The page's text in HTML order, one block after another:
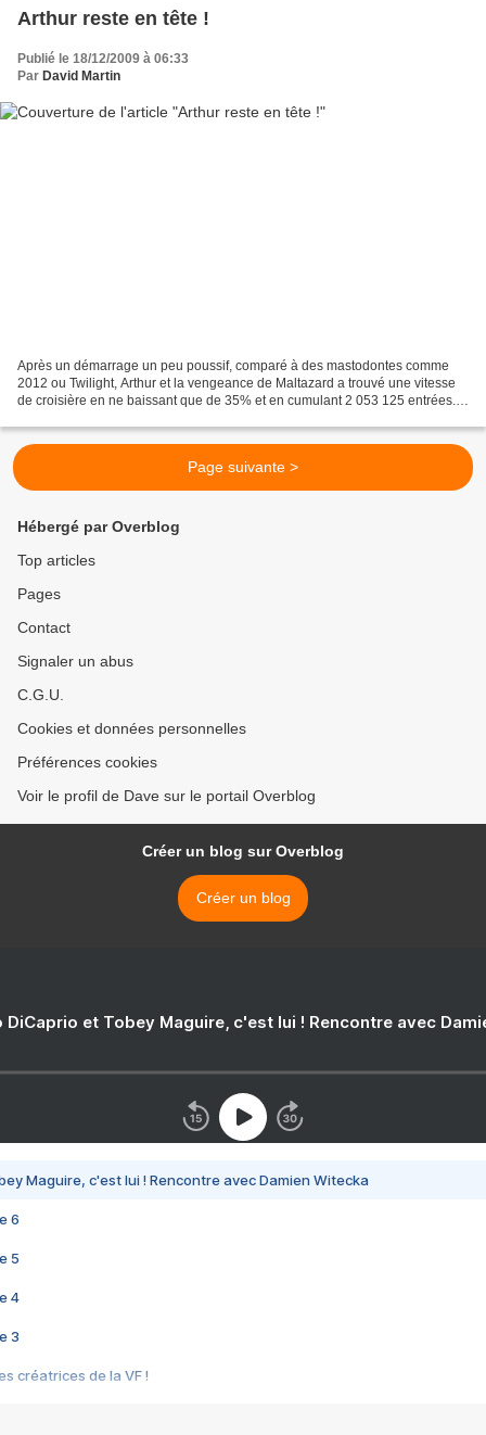
Arthur reste en tête !
Publié le 18/12/2009 à 06:33
Par David Martin
Après un démarrage un peu poussif, comparé à des mastodontes comme
2012 ou Twilight, Arthur et la vengeance de Maltazard a trouvé une vitesse
de croisière en ne baissant que de 35% et en cumulant 2 053 125 entrées.
Page suivante >
Hébergé par Overblog
Top articles
Pages
Contact
Signaler un abus
C.G.U.
Cookies et données personnelles
Préférences cookies
Voir le profil de Dave sur le portail Overblog
Créer un blog sur Overblog
Créer un blog
DiCaprio et Tobey Maguire, c'est lui ! Rencontre avec
Maguire, c'est lui ! Rencontre avec Damien Witecka
6
5
4
3
créatrices de la VF !